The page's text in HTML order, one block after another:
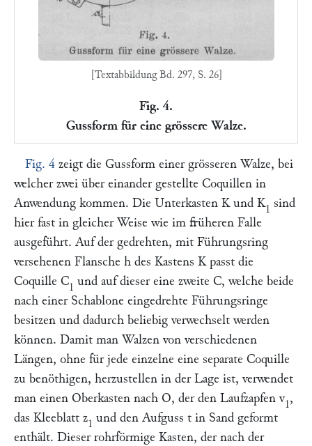
[Textabbildung Bd. 297, S. 26]
Fig. 4.
Gussform für eine grössere Walze.
Fig. 4 zeigt die Gussform einer grösseren Walze, bei
welcher zwei über einander gestellte Coquillen in
Anwendung kommen. Die Unterkasten Kund K1 sind
hier fast in gleicher Weise wie im früheren Falle
ausgeführt. Auf der gedrehten, mit Führungsring
versehenen Flansche h des Kastens Kpasst die
Coquille C1 und auf dieser eine zweite C, welche beide
nach einer Schablone eingedrehte Führungsringe
besitzen und dadurch beliebig verwechselt werden
können. Damit man Walzen von verschiedenen
Längen, ohne für jede einzelne eine separate Coquille
zu benöthigen, herzustellen in der Lage ist, verwendet
man einen Oberkasten nach O, der den Laufzapfen v1 ,
das Kleeblatt z1 und den Aufguss t in Sand geformt
enthält. Dieser rohrförmige Kasten, der nach der